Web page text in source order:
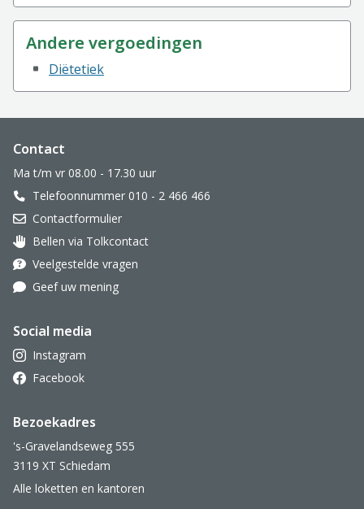
Andere vergoedingen
Diëtetiek
Website footer
Contact
Ma t/m vr 08.00 - 17.30 uur
Telefoonnummer 010 - 2 466 466
Contactformulier
Oor met hoortoestel
Bellen via Tolkcontact
Veelgestelde vragen
Geef uw mening
Social media
Instagram
Facebook
Bezoekadres
's-Gravelandseweg 555
3119 XT Schiedam
Alle loketten en kantoren